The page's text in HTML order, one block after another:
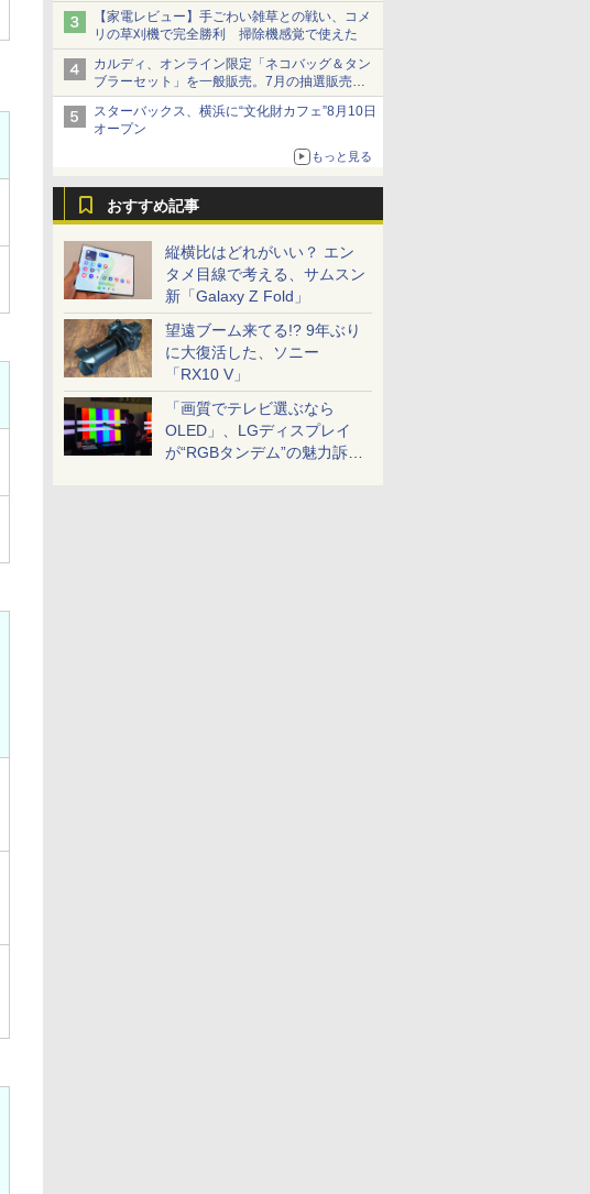
【家電レビュー】手ごわい雑草との戦い、コメ
リの草刈機で完全勝利 掃除機感覚で使えた
カルディ、オンライン限定「ネコバッグ＆タン
ブラーセット」を一般販売。7月の抽選販売の
当選無効分
スターバックス、横浜に“文化財カフェ”8月10日
オープン
もっと見る
おすすめ記事
縦横比はどれがいい？ エン
タメ目線で考える、サムスン
新「Galaxy Z Fold」
望遠ブーム来てる!? 9年ぶり
に大復活した、ソニー
「RX10 V」
「画質でテレビ選ぶなら
OLED」、LGディスプレイ
が“RGBタンデム”の魅力訴